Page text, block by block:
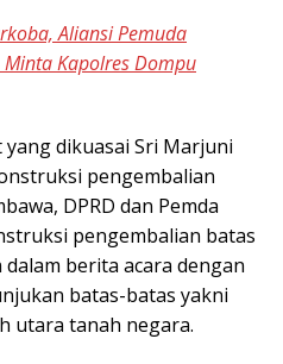
Aliansi Pemuda
Kapolres Dompu
dikuasai Sri Marjuni
pengembalian
DPRD dan Pemda
pengembalian batas
berita acara dengan
batas-batas yakni
utara tanah negara.